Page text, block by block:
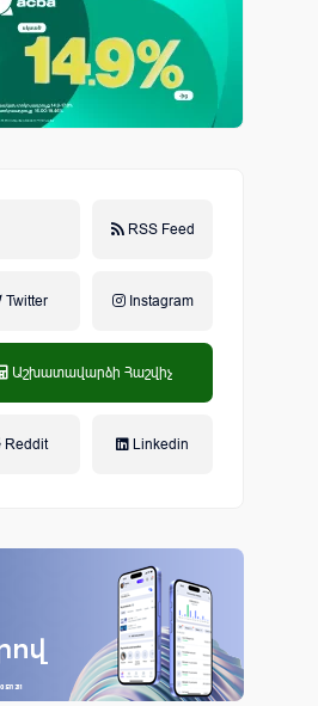
RSS Feed
Twitter Instagram
Աշխատավարձի Հաշվիչ
Reddit Linkedin